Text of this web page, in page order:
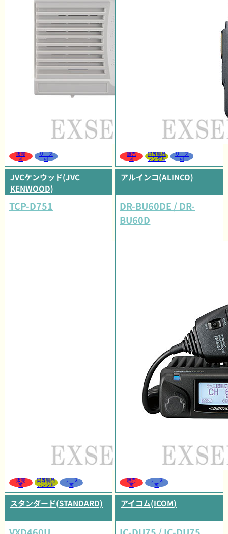
販売
可
リース
可
販売
可
同等製品
レンタル
リース
可
JVCケンウッド(JVC
KENWOOD)
TCP-D751
販売
可
同等製品
レンタル
リース
可
アルインコ(ALINCO)
DR-BU60DE / DR-
BU60D
販売
可
リース
可
スタンダード(STANDARD) アイコム(ICOM)